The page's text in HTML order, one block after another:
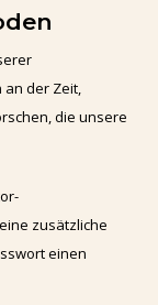
an der Zeit,
die unsere
zusätzliche
einen